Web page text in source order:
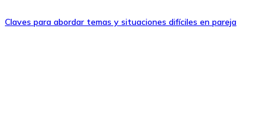
Claves para abordar temas y situaciones difíciles en pareja